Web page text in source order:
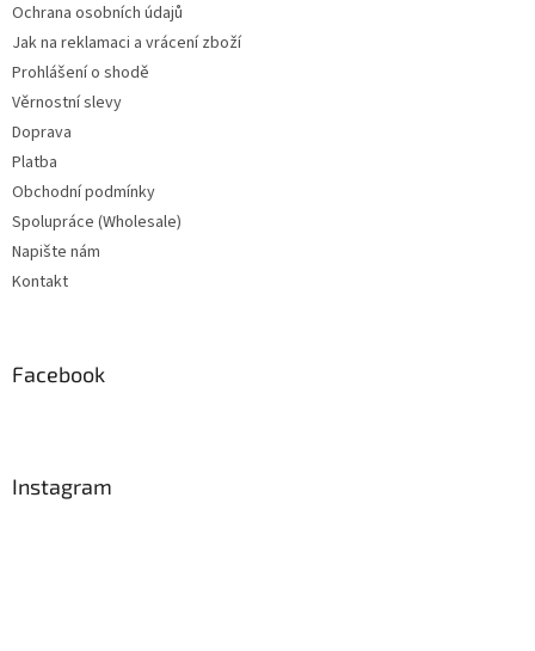
Ochrana osobních údajů
Jak na reklamaci a vrácení zboží
Prohlášení o shodě
Věrnostní slevy
Doprava
Platba
Obchodní podmínky
Spolupráce (Wholesale)
Napište nám
Kontakt
Facebook
Instagram